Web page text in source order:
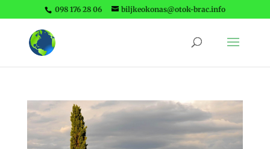
098 176 28 06 biljkeokonas@otok-brac.info